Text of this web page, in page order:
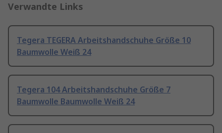
Verwandte Links
Tegera TEGERA Arbeitshandschuhe Größe 10
Baumwolle Weiß 24
Tegera 104 Arbeitshandschuhe Größe 7
Baumwolle Baumwolle Weiß 24